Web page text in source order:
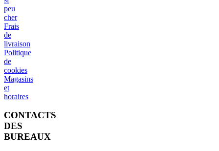
peu
cher
Frais
de
livraison
Politique
de
cookies
Magasins
et
horaires
CONTACTS
DES
BUREAUX